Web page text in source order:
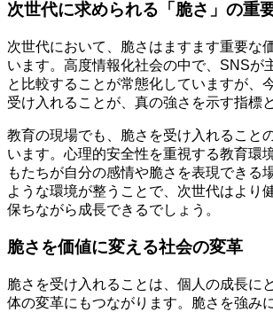
次世代に求められる「脆さ」の重
次世代において、脆さはますます重要な
います。高度情報化社会の中で、SNSが
と比較することが常態化していますが、
受け入れることが、真の強さを示す指標
教育の現場でも、脆さを受け入れること
います。心理的安全性を重視する教育環
もたちが自分の感情や脆さを表現できる
ような環境が整うことで、次世代はより
保ちながら成長できるでしょう。
脆さを価値に変える社会の変革
脆さを受け入れることは、個人の成長に
体の変革にもつながります。脆さを強み